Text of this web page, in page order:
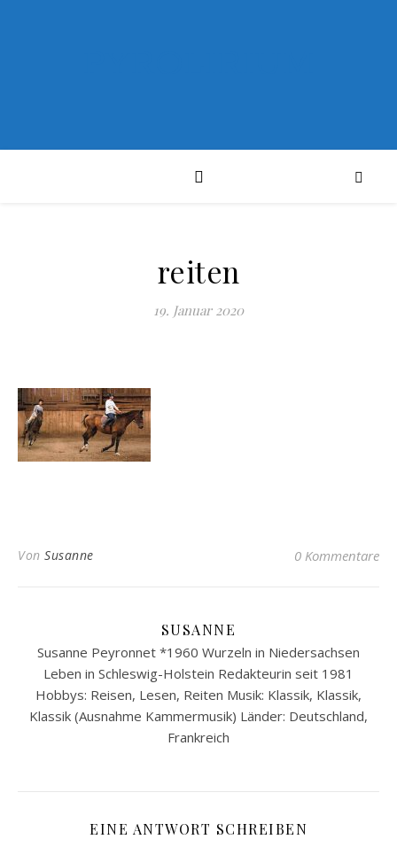
reiten
19. Januar 2020
Von Susanne 0 Kommentare
SUSANNE
Susanne Peyronnet *1960 Wurzeln in Niedersachsen
Leben in Schleswig-Holstein Redakteurin seit 1981
Hobbys: Reisen, Lesen, Reiten Musik: Klassik, Klassik,
Klassik (Ausnahme Kammermusik) Länder: Deutschland,
Frankreich
EINE ANTWORT SCHREIBEN